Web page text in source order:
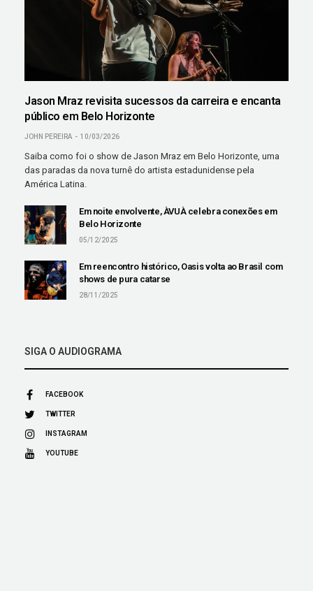
Jason Mraz revisita sucessos da carreira e encanta
público em Belo Horizonte
JOHN PEREIRA 10/03/2026
Saiba como foi o show de Jason Mraz em Belo Horizonte, uma
das paradas da nova turnê do artista estadunidense pela
América Latina.
Em noite envolvente, ÀVUÀ celebra conexões em
Belo Horizonte
05/12/2025
Em reencontro histórico, Oasis volta ao Brasil com
shows de pura catarse
28/11/2025
SIGA O AUDIOGRAMA
FACEBOOK
TWITTER
INSTAGRAM
YOUTUBE